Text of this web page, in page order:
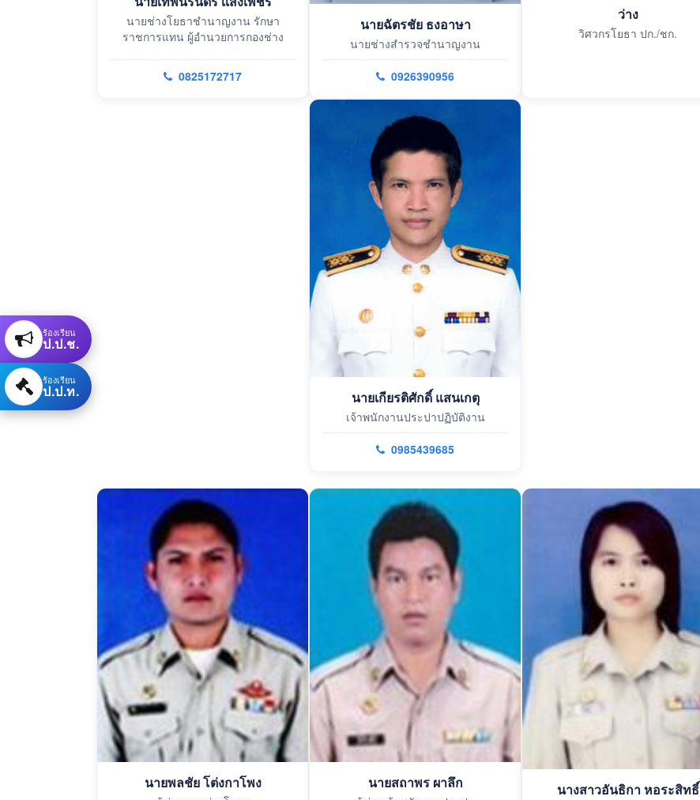
นายช่างโยธาชำนาญงาน รักษา
ราชการแทน ผู้อำนวยการกองช่าง
0825172717
นายฉัตรชัย ธงอาษา
นายช่างสำรวจชำนาญงาน
0926390956
ว่าง
วิศวกรโยธา ปก./ชก.
นายเกียรติศักดิ์ แสนเกตุ
เจ้าพนักงานประปาปฏิบัติงาน
0985439685
นายพลชัย โต่งกาโพง นายสถาพร ผาลึก นางสาวอันธิกา หอระสิทธิ์
ร้องเรียน
ป.ป.ช.
ร้องเรียน
ป.ป.ท.